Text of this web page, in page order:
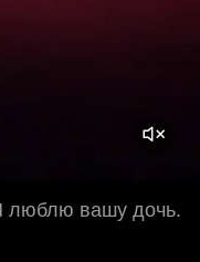
люблю вашу дочь.